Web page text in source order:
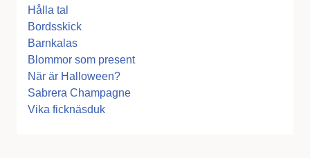
Hålla tal
Bordsskick
Barnkalas
Blommor som present
När är Halloween?
Sabrera Champagne
Vika ficknäsduk